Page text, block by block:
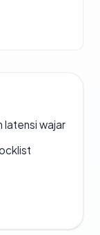
latensi wajar